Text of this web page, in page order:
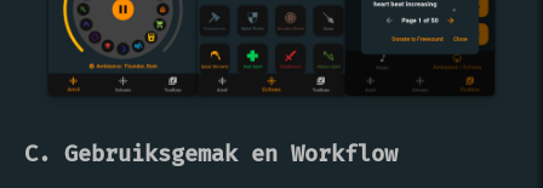
C. Gebruiksgemak en Workflow